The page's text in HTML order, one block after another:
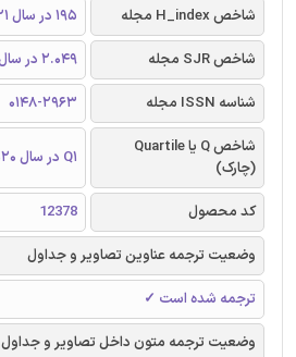
شاخص H_index مجله
195 در سال 2021
شاخص SJR مجله
2.049 در سال 2020
شناسه ISSN مجله
0148-2963
شاخص Q یا Quartile
(چارک)
Q1 در سال 2020
کد محصول
12378
وضعیت ترجمه عناوین تصاویر و جداول
ترجمه شده است ✓
وضعیت ترجمه متون داخل تصاویر و جداول